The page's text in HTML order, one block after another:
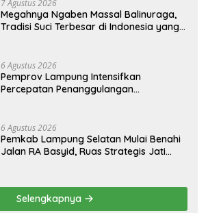
7 Agustus 2026
Megahnya Ngaben Massal Balinuraga,
Tradisi Suci Terbesar di Indonesia yang
6 Agustus 2026
Pemprov Lampung Intensifkan
Percepatan Penanggulangan
6 Agustus 2026
Pemkab Lampung Selatan Mulai Benahi
Jalan RA Basyid, Ruas Strategis Jati
Selengkapnya